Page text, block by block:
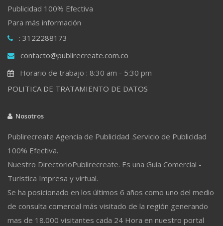
Publicidad 100% Efectiva
Para más información
: 3122288173
contacto@publirecreate.com.co
Horario de trabajo : 8:30 am - 5:30 pm
POLITICA DE TRATAMIENTO DE DATOS
Nosotros
Publirecreate Agencia de Publicidad .Servicio de Publicidad
100% Efectiva.
Nuestro DirectorioPublirecreate. Es una Guía Comercial -
Turistica Impresa y virtual.
Se ha posicionado en los últimos 6 años como uno del medio
de consulta comercial más visitado de la región generando
mas de 18.000 visitantes cada 24 Hora en nuestro portal